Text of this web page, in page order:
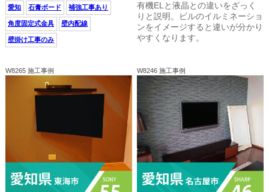
愛知 石膏ボード 補強工事あり
角度固定式金具 壁内配線
壁掛け工事のみ
有機ELと液晶との違いをざっく
りと説明。ビルのイルミネーショ
ンをイメージすると違いが分かり
やすくなります。
W8265 施工事例 W8246 施工事例